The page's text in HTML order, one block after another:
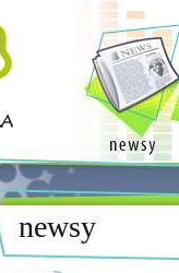
newsy